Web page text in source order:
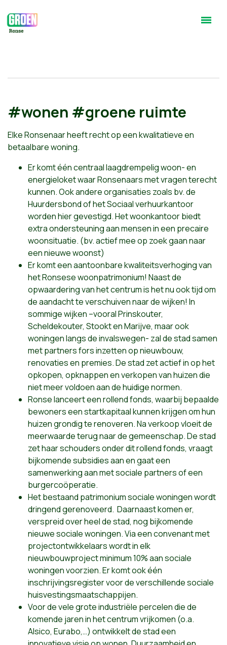
#wonen #groene ruimte
Elke Ronsenaar heeft recht op een kwalitatieve en
betaalbare woning.
Er komt één centraal laagdrempelig woon- en
energieloket waar Ronsenaars met vragen terecht
kunnen. Ook andere organisaties zoals bv. de
Huurdersbond of het Sociaal verhuurkantoor
worden hier gevestigd. Het woonkantoor biedt
extra ondersteuning aan mensen in een precaire
woonsituatie. (bv. actief mee op zoek gaan naar
een nieuwe woonst)
Er komt een aantoonbare kwaliteitsverhoging van
het Ronsese woonpatrimonium! Naast de
opwaardering van het centrum is het nu ook tijd om
de aandacht te verschuiven naar de wijken! In
sommige wijken –vooral Prinskouter,
Scheldekouter, Stookt en Marijve, maar ook
woningen langs de invalswegen- zal de stad samen
met partners fors inzetten op nieuwbouw,
renovaties en premies. De stad zet actief in op het
opkopen, opknappen en verkopen van huizen die
niet meer voldoen aan de huidige normen.
Ronse lanceert een rollend fonds, waarbij bepaalde
bewoners een startkapitaal kunnen krijgen om hun
huizen grondig te renoveren. Na verkoop vloeit de
meerwaarde terug naar de gemeenschap. De stad
zet haar schouders onder dit rollend fonds, vraagt
bijkomende subsidies aan en gaat een
samenwerking aan met sociale partners of een
burgercoöperatie.
Het bestaand patrimonium sociale woningen wordt
dringend gerenoveerd. Daarnaast komen er,
verspreid over heel de stad, nog bijkomende
nieuwe sociale woningen. Via een convenant met
projectontwikkelaars wordt in elk
nieuwbouwproject minimum 10% aan sociale
woningen voorzien. Er komt ook één
inschrijvingsregister voor de verschillende sociale
huisvestingsmaatschappijen.
Voor de vele grote industriële percelen die de
komende jaren in het centrum vrijkomen (o.a.
Alsico, Eurabo,…) ontwikkelt de stad een